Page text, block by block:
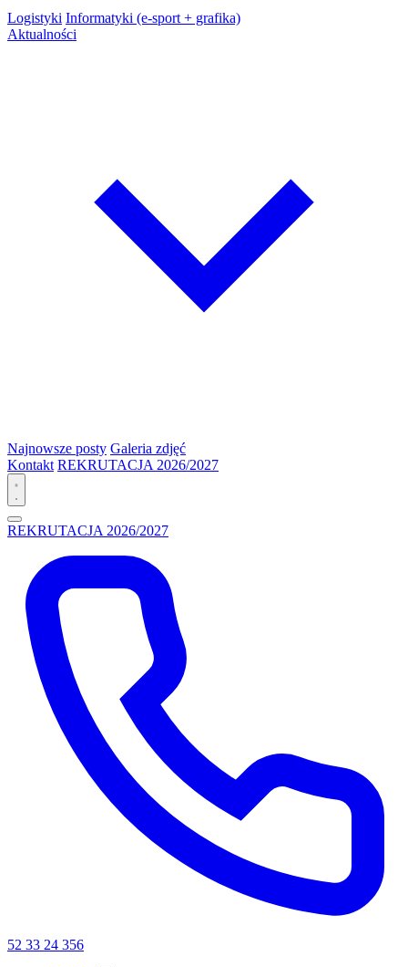
Logistyki Informatyki (e-sport + grafika)
Aktualności
Najnowsze posty Galeria zdjęć
Kontakt REKRUTACJA 2026/2027
REKRUTACJA 2026/2027
52 33 24 356